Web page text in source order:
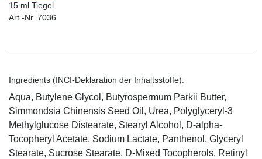
15 ml Tiegel
Art.-Nr. 7036
Ingredients (INCI-Deklaration der Inhaltsstoffe):
Aqua, Butylene Glycol, Butyrospermum Parkii Butter,
Simmondsia Chinensis Seed Oil, Urea, Polyglyceryl-3
Methylglucose Distearate, Stearyl Alcohol, D-alpha-
Tocopheryl Acetate, Sodium Lactate, Panthenol, Glyceryl
Stearate, Sucrose Stearate, D-Mixed Tocopherols, Retinyl